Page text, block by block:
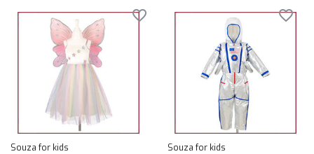
Souza for kids Souza for kids